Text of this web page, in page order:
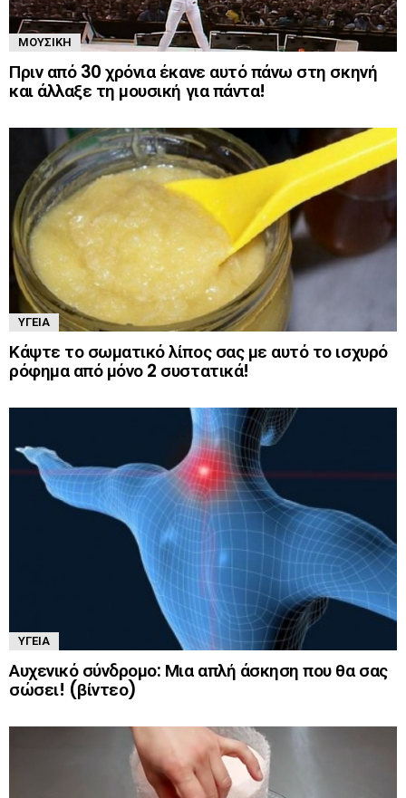
ΜΟΥΣΙΚΉ
Πριν από 30 χρόνια έκανε αυτό πάνω στη σκηνή
και άλλαξε τη μουσική για πάντα!
ΥΓΕΊΑ
Κάψτε το σωματικό λίπος σας με αυτό το ισχυρό
ρόφημα από μόνο 2 συστατικά!
ΥΓΕΊΑ
Αυχενικό σύνδρομο: Μια απλή άσκηση που θα σας
σώσει! (βίντεο)